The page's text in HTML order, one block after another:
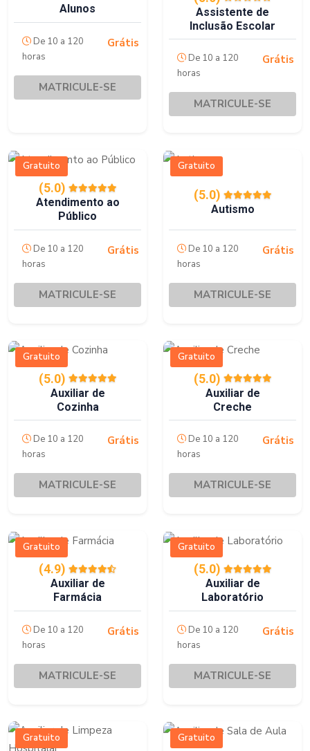
Alunos
De 10 a 120
horas
Grátis
MATRICULE-SE
Assistente de
Inclusão Escolar
De 10 a 120
horas
Grátis
MATRICULE-SE
Gratuito
(5.0)
Atendimento ao
Público
De 10 a 120
horas
Grátis
MATRICULE-SE
Gratuito
(5.0)
Autismo
De 10 a 120
horas
Grátis
MATRICULE-SE
Gratuito
(5.0)
Auxiliar de
Cozinha
De 10 a 120
horas
Grátis
MATRICULE-SE
Gratuito
(5.0)
Auxiliar de
Creche
De 10 a 120
horas
Grátis
MATRICULE-SE
Gratuito
(4.9)
Auxiliar de
Farmácia
De 10 a 120
horas
Grátis
MATRICULE-SE
Gratuito
(5.0)
Auxiliar de
Laboratório
De 10 a 120
horas
Grátis
MATRICULE-SE
Gratuito Gratuito